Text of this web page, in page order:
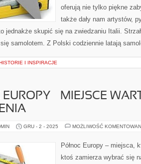
oferują nie tylko piękne
także dały nam artystów,
jednakże skupić się na zwiedzaniu Italii.
się samolotem. Z Polski codziennie latają
I INSPIRACJE
– MIEJSCE
GRU - 2 - 2025 MOŻLIWOŚĆ
Północ Europy – miejsca,
ktoś zamierza wybrać się